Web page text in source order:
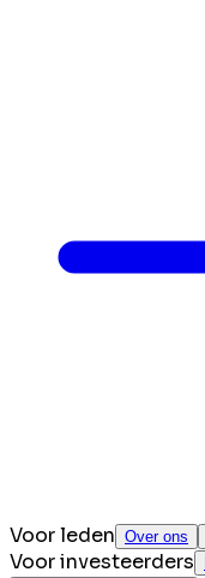
Voor leden Over ons
Voor investeerders